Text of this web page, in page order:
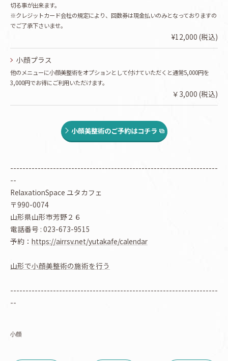
切る事が出来ます。
※クレジットカード会社の規定により、回数券は現金払いのみとなっておりますの
でご了承下さいませ。
¥12,000 (税込)
小顔プラス
他のメニューに小顔美整術をオプションとして付けていただくと通常5,000円を
3,000円でお得にご利用いただけます。
￥3,000 (税込)
小顔美整術のご予約はコチラ
--------------------------------------------------------------------
--
RelaxationSpace ユタカフェ
〒990-0074
山形県山形市芳野２６
電話番号 : 023-673-9515
予約： https://airrsv.net/yutakafe/calendar
山形で小顔美整術の施術を行う
--------------------------------------------------------------------
--
小顔